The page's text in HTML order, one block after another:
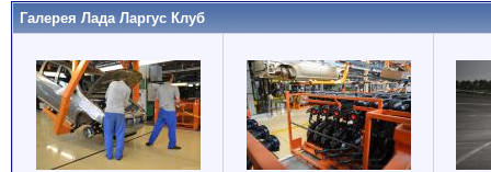
Галерея Лада Ларгус Клуб